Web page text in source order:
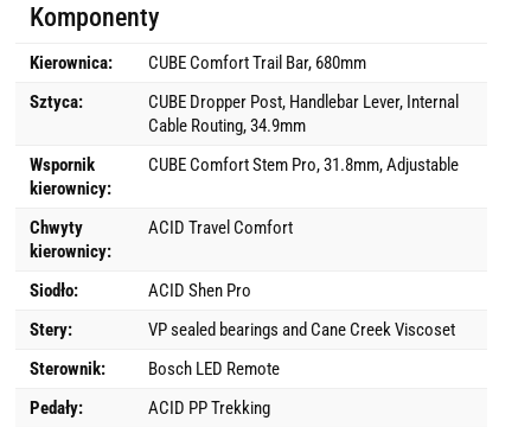
Komponenty
Kierownica:
CUBE Comfort Trail Bar, 680mm
Sztyca:
CUBE Dropper Post, Handlebar Lever, Internal
Cable Routing, 34.9mm
Wspornik
kierownicy:
CUBE Comfort Stem Pro, 31.8mm, Adjustable
Chwyty
kierownicy:
ACID Travel Comfort
Siodło:
ACID Shen Pro
Stery:
VP sealed bearings and Cane Creek Viscoset
Sterownik:
Bosch LED Remote
Pedały:
ACID PP Trekking